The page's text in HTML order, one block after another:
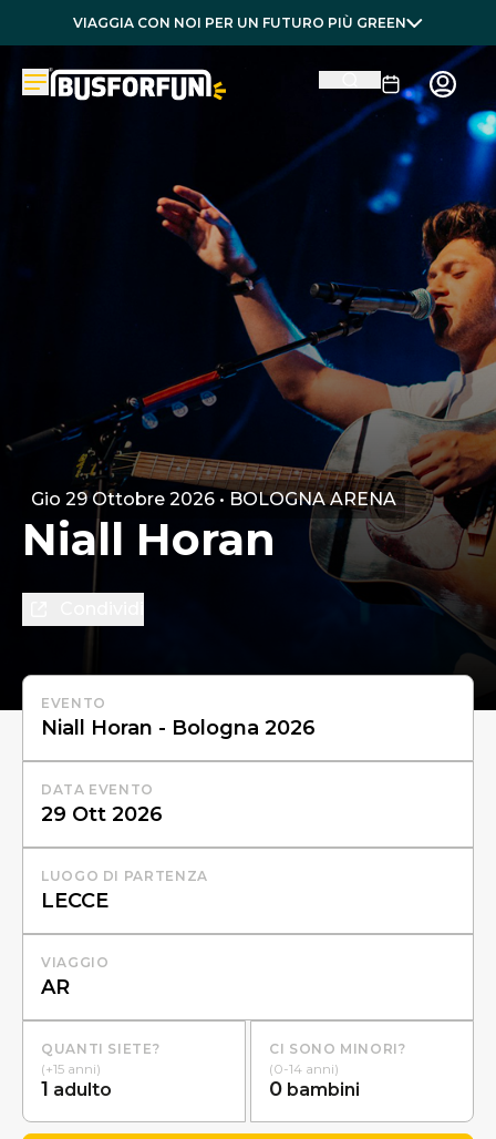
VIAGGIA CON NOI PER UN FUTURO PIÙ GREEN
Gio 29 Ottobre 2026 • BOLOGNA ARENA
Niall Horan
EVENTO
DATA EVENTO
LUOGO DI PARTENZA
VIAGGIO
QUANTI SIETE?
(+15 anni)
1 adulto
CI SONO MINORI?
(0-14 anni)
0 bambini